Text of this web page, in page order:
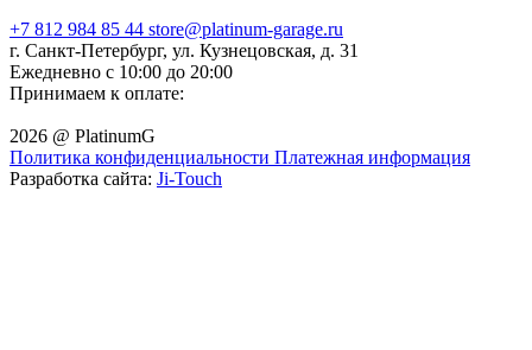
+7 812 984 85 44 store@platinum-garage.ru
г. Санкт-Петербург, ул. Кузнецовская, д. 31
Ежедневно с 10:00 до 20:00
Принимаем к оплате:
2026 @ PlatinumG
Политика конфиденциальности Платежная информация
Разработка сайта: Ji-Touch